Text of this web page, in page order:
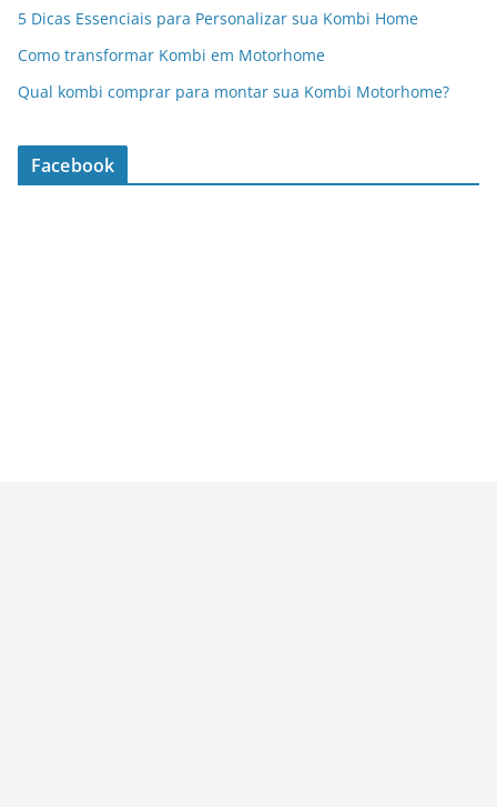
5 Dicas Essenciais para Personalizar sua Kombi Home
Como transformar Kombi em Motorhome
Qual kombi comprar para montar sua Kombi Motorhome?
Facebook